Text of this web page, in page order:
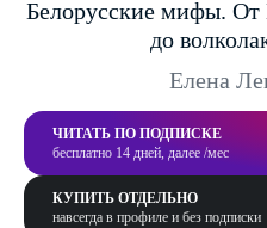
Белорусские мифы.
до
Елена
ЧИТАТЬ ПО ПОДПИСКЕ
бесплатно 14 дней, далее /мес
КУПИТЬ ОТДЕЛЬНО
навсегда в профиле и без подписки